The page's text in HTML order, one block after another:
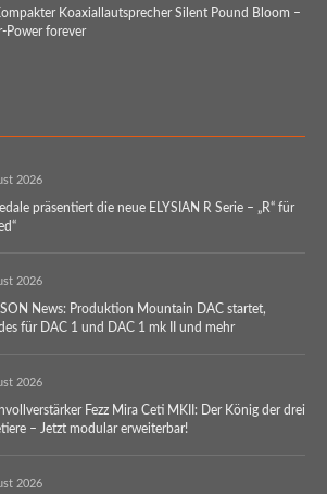
Koaxiallautsprecher Silent Pound Bloom –
Power forever
2026
präsentiert die neue ELYSIAN R Serie – „R“ für
2026
News: Produktion Mountain DAC startet,
für DAC 1 und DAC 1 mk II und mehr
2026
Fezz Mira Ceti MKII: Der König der drei
– Jetzt modular erweiterbar!
2026